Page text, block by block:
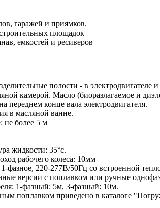
гаражей и приямков.
площадок
емкостей и ресиверов
полости - в электродвигателе
камерой. Масло (биоразлагаемое и
переднем конце вала электродвигателя.
в масляной ванне.
не более 5 м
жидкости: 35°c.
рабочего колеса: 10мм
фазное, 220-277В/50Гц со встроенной
версии с поплавком или ручные
1-фазный: 5м, 3-фазный: 10м.
поплавком приведено в каталоге